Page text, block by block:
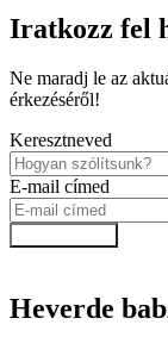
Iratkozz fel
Ne maradj le az
érkezéséről!
Keresztneved
E-mail címed
Heverde